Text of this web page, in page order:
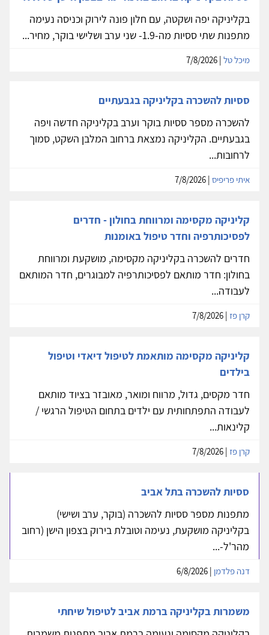
בקליניקה יפה ושקטה, עם חלון פונה לירוק וכניסה נעימה
מתפנות שתי ססיות מה-1.9- שני ערב ושלישי בוקר, מחיר...
מיכל טל
ססיות להשכרה בקליניקה בגבעתיים
להשכרה מספר ססיות בוקר וערב בקליניקה חדשה ויפה
בגבעתיים. הקליניקה נמצאת ברחוב המלבן השקט, סמוך
לרחובות...
איתי פריפיס
קליניקה מקסימה ומרווחת בחולון - חדרים
לפסיכותרפיה וחדר טיפול באומנות
חדרים להשכרה בקליניקה מקסימה, מושקעת ומרווחת
בחולון: חדר מותאם לפסיכותרפיה למבוגרים, חדר המותאם
לעבודה...
קרן פז
קליניקה מקסימה מותאמת לטיפול דיאדי וטיפול
בילדים
חדר מקסים, גדול, מרווח ומואר, מאובזר בציוד מותאם
לעבודה התפתחותית עם ילדים בתחום הטיפול הרגשי /
קלינאות...
קרן פז
ססיות להשכרה בתל אביב
מתפנות מספר ססיות להשכרה (בוקר, ערב ושישי)
בקליניקה מושקעת, נעימה וטובלת בירוק בצפון הישן (רחוב
מהר'ל-...
דנה פלדמן
משמרות בקליניקה ברמת אביב לטיפול שיחתי